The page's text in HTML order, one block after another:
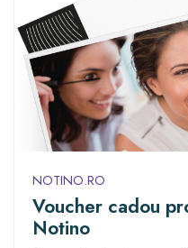
NOTINO.RO
Voucher cadou
Notino